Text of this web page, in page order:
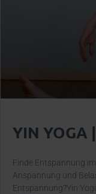
YIN YOGA
Finde Entspannung
Anspannung und
Entspannung?Yin